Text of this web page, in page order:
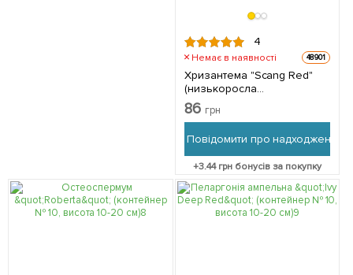
4
Немає в наявності 48901
Хризантема "Scang Red"
(низькоросла
крупноквіткова) 1 шт в
упаковці
86 грн
Повідомити про надходження
+3.44грн бонусів за покупку